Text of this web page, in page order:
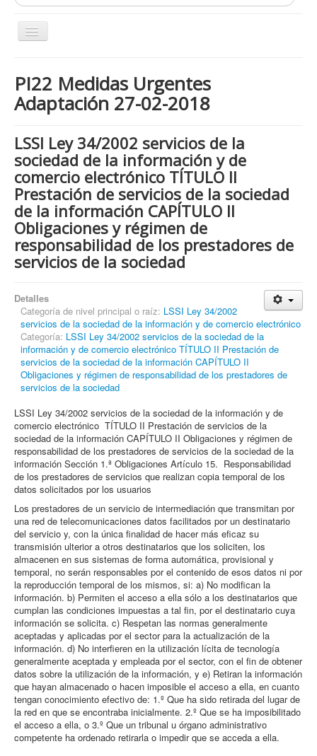
Toggle
Navigation
ZONA ABIERTA
Políticas de Privacidad
¿Quienes tienen que cumplir con la LOPD RGPD?
¿Estas cumpliendo con la LOPD - RGPD?
¿Que podemos hacer por ti?
¿Cuando es obligatorio nombrar un DPD / DPO ?
Notas
Buscar...
PI22 Medidas Urgentes
Adaptación 27-02-2018
LSSI Ley 34/2002 servicios de la
sociedad de la información y de
comercio electrónico TÍTULO II
Prestación de servicios de la sociedad
de la información CAPÍTULO II
Obligaciones y régimen de
responsabilidad de los prestadores de
servicios de la sociedad
Detalles
Categoría de nivel principal o raíz: LSSI Ley 34/2002
servicios de la sociedad de la información y de comercio electrónico
Categoría: LSSI Ley 34/2002 servicios de la sociedad de la
información y de comercio electrónico TÍTULO II Prestación de
servicios de la sociedad de la información CAPÍTULO II
Obligaciones y régimen de responsabilidad de los prestadores de
servicios de la sociedad
LSSI Ley 34/2002 servicios de la sociedad de la información y de
comercio electrónico TÍTULO II Prestación de servicios de la
sociedad de la información CAPÍTULO II Obligaciones y régimen de
responsabilidad de los prestadores de servicios de la sociedad de la
información Sección 1.ª Obligaciones Artículo 15. Responsabilidad
de los prestadores de servicios que realizan copia temporal de los
datos solicitados por los usuarios
Los prestadores de un servicio de intermediación que transmitan por
una red de telecomunicaciones datos facilitados por un destinatario
del servicio y, con la única finalidad de hacer más eficaz su
transmisión ulterior a otros destinatarios que los soliciten, los
almacenen en sus sistemas de forma automática, provisional y
temporal, no serán responsables por el contenido de esos datos ni por
la reproducción temporal de los mismos, si: a) No modifican la
información. b) Permiten el acceso a ella sólo a los destinatarios que
cumplan las condiciones impuestas a tal fin, por el destinatario cuya
información se solicita. c) Respetan las normas generalmente
aceptadas y aplicadas por el sector para la actualización de la
información. d) No interfieren en la utilización lícita de tecnología
generalmente aceptada y empleada por el sector, con el fin de obtener
datos sobre la utilización de la información, y e) Retiran la información
que hayan almacenado o hacen imposible el acceso a ella, en cuanto
tengan conocimiento efectivo de: 1.º Que ha sido retirada del lugar de
la red en que se encontraba inicialmente. 2.º Que se ha imposibilitado
el acceso a ella, o 3.º Que un tribunal u órgano administrativo
competente ha ordenado retirarla o impedir que se acceda a ella.